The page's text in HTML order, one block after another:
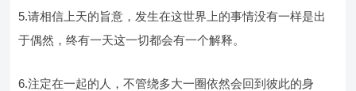
5.请相信上天的旨意，发生在这世界上的事情没有一样是出
于偶然，终有一天这一切都会有一个解释。
6.注定在一起的人，不管绕多大一圈依然会回到彼此的身